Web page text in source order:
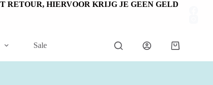
RETOUR, HIERVOOR KRIJG JE GEEN GELD
Sale